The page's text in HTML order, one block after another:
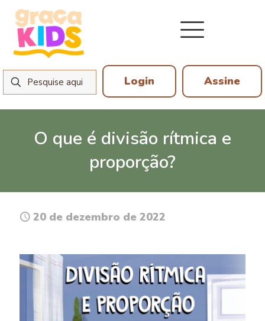
Login Assine
O que é divisão rítmica e
proporção?
20 de dezembro de 2022